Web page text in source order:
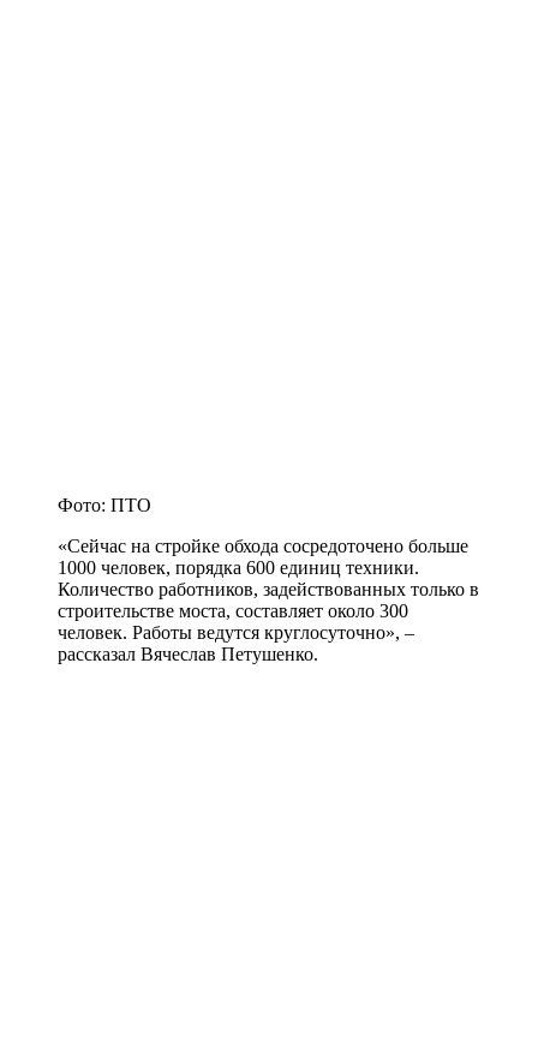
Фото: ПТО
«Сейчас на стройке обхода сосредоточено больше
1000 человек, порядка 600 единиц техники.
Количество работников, задействованных только в
строительстве моста, составляет около 300
человек. Работы ведутся круглосуточно», –
рассказал Вячеслав Петушенко.